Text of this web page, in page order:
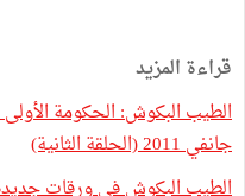
قراءة المزيد
الطيب البكوش: الحكومة الأولى
جانفي 2011 (الحلقة الثانية)